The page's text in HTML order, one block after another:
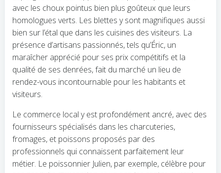
avec les choux pointus bien plus goûteux que leurs
homologues verts. Les blettes y sont magnifiques aussi
bien sur l’étal que dans les cuisines des visiteurs. La
présence d’artisans passionnés, tels qu’Éric, un
maraîcher apprécié pour ses prix compétitifs et la
qualité de ses denrées, fait du marché un lieu de
rendez-vous incontournable pour les habitants et
visiteurs.
Le commerce local y est profondément ancré, avec des
fournisseurs spécialisés dans les charcuteries,
fromages, et poissons proposés par des
professionnels qui connaissent parfaitement leur
métier. Le poissonnier Julien, par exemple, célèbre pour